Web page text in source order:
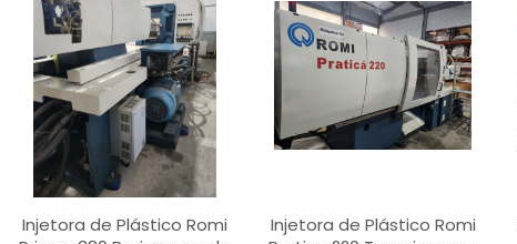
Injetora de Plástico Romi
Injetora de Plástico Romi